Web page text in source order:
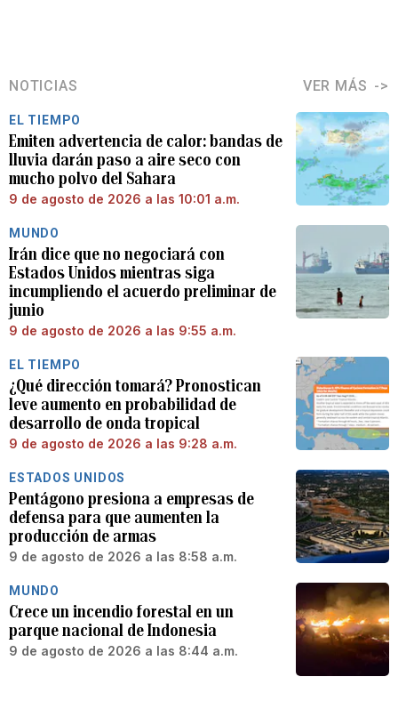
NOTICIAS VER MÁS
EL TIEMPO
Emiten advertencia de calor: bandas de
lluvia darán paso a aire seco con
mucho polvo del Sahara
9 de agosto de 2026 a las 10:01 a.m.
MUNDO
Irán dice que no negociará con
Estados Unidos mientras siga
incumpliendo el acuerdo preliminar de
junio
9 de agosto de 2026 a las 9:55 a.m.
EL TIEMPO
¿Qué dirección tomará? Pronostican
leve aumento en probabilidad de
desarrollo de onda tropical
9 de agosto de 2026 a las 9:28 a.m.
ESTADOS UNIDOS
Pentágono presiona a empresas de
defensa para que aumenten la
producción de armas
9 de agosto de 2026 a las 8:58 a.m.
MUNDO
Crece un incendio forestal en un
parque nacional de Indonesia
9 de agosto de 2026 a las 8:44 a.m.